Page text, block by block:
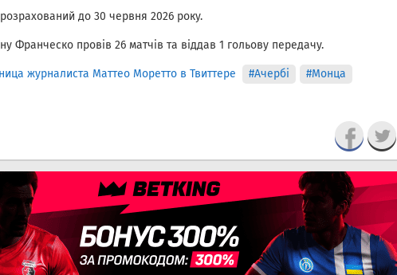
до 30 червня 2026 року.
Франческо провів 26 матчів та віддав 1 гольову передачу.
журналиста Маттео Моретто в Твиттере #Ачербі
#Монца